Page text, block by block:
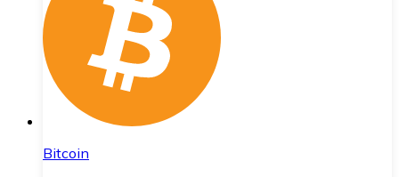
Bitcoin